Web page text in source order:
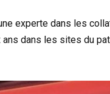
experte dans les
dans les sites du